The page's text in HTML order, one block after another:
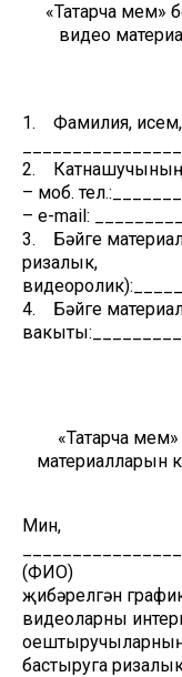
«Татарча мем»
видео
1. Фамилия, исем,
2. Катнашучының
– моб.
– е-mail:
3. Бәйге
ризалык,
4. Бәйге
«Татарча
материалларын
Мин,
(ФИО)
җибәрелгән
видеоларны
оештыручыларның
бастыруга